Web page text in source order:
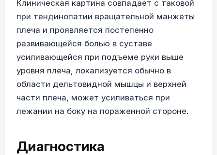
Клиническая картина совпадает с таковой
при тендинопатии вращательной манжеты
плеча и проявляется постепенно
развивающейся болью в суставе
усиливающейся при подъеме руки выше
уровня плеча, локализуется обычно в
области дельтовидной мышцы и верхней
части плеча, может усиливаться при
лежании на боку на пораженной стороне.
Диагностика